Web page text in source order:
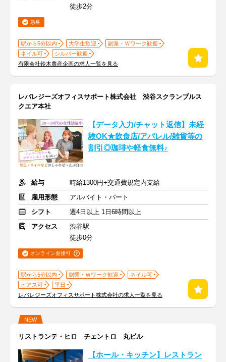
徒歩2分
急募
駅から5分以内 大学生歓迎
副業・Ｗワーク歓迎
ネイル可
シルバー歓迎
有限会社鈴木農産企画の求人一覧を見る
レバレジーズオフィスサポート株式会社 渋谷スクランブルス
クエア本社
【データ入力/チャット返信】未経
験OK★飲食店/アパレル/雑貨等の
割引◎珈琲や軽食無料♪
給与
時給1300円+交通費規定内支給
雇用形態
アルバイト・パート
シフト
週4日以上 1日6時間以上
アクセス
渋谷駅
徒歩0分
オンライン面接可
駅から5分以内 副業・Ｗワーク歓迎
ネイル可
ピアス可
平日
レバレジーズオフィスサポート株式会社の求人一覧を見る
NEW
リストランテ・ヒロ チェントロ 丸ビル
【ホール・キッチン】レストラン